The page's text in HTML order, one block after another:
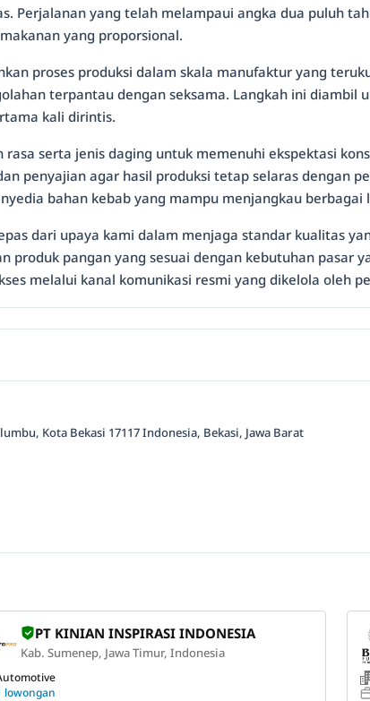
Perjalanan yang telah melampaui angka dua puluh
yang proporsional.
proses produksi dalam skala manufaktur yang
terpantau dengan seksama. Langkah ini
kali dirintis.
serta jenis daging untuk memenuhi ekspektasi
penyajian agar hasil produksi tetap selaras dengan
bahan kebab yang mampu menjangkau berbagai
dari upaya kami dalam menjaga standar kualitas
pangan yang sesuai dengan kebutuhan pasar
melalui kanal komunikasi resmi yang dikelola oleh
Kota Bekasi 17117 Indonesia, Bekasi, Jawa Barat
PT KINIAN INSPIRASI INDONESIA
Kab. Sumenep, Jawa Timur, Indonesia
lowongan